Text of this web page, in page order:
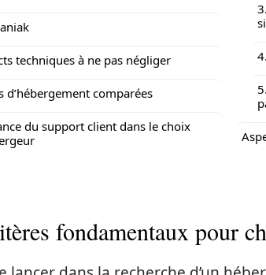
techniques à ne pas négliger
d’hébergement comparées
du support client dans le choix
fondamentaux pour